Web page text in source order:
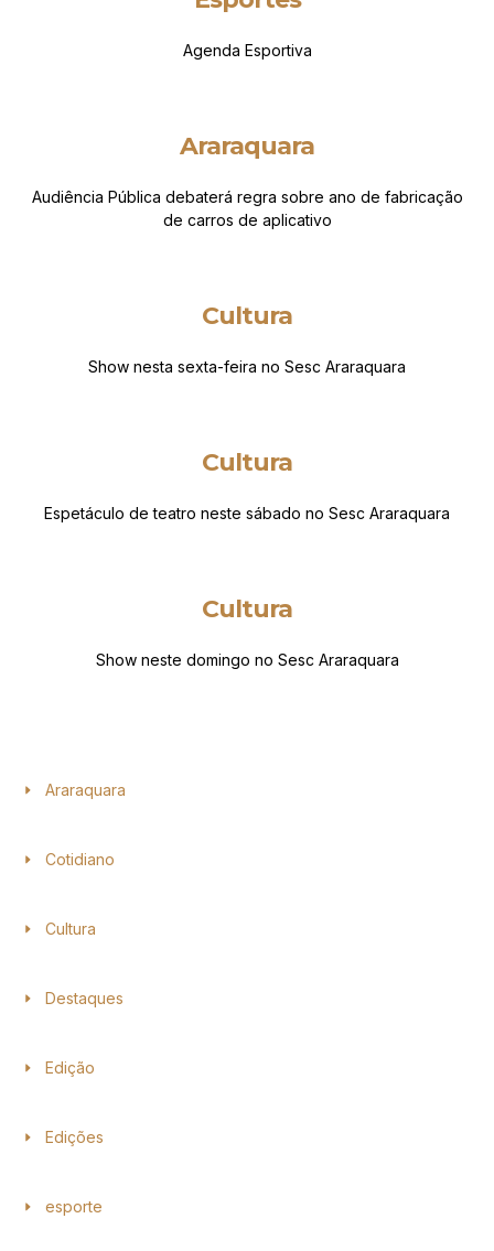
Agenda Esportiva
Araraquara
Audiência Pública debaterá regra sobre ano de fabricação
de carros de aplicativo
Cultura
Show nesta sexta-feira no Sesc Araraquara
Cultura
Espetáculo de teatro neste sábado no Sesc Araraquara
Cultura
Show neste domingo no Sesc Araraquara
Araraquara
Cotidiano
Cultura
Destaques
Edição
Edições
esporte